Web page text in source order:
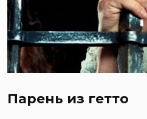
Парень из гетто